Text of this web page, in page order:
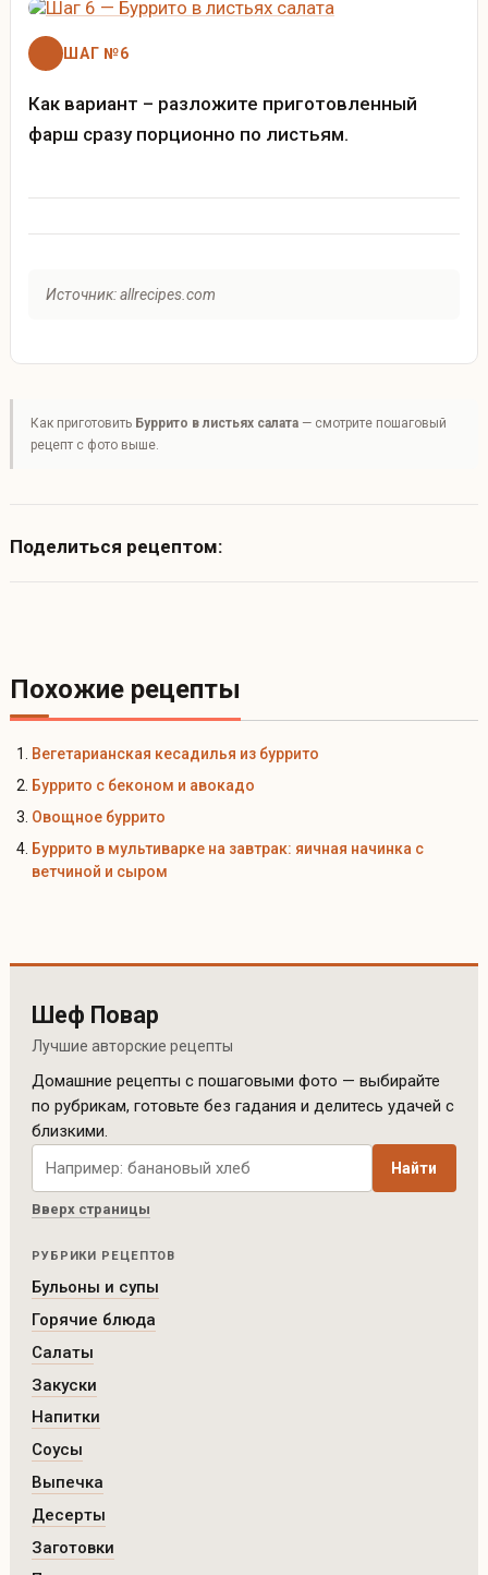
ШАГ №6
Как вариант – разложите приготовленный
фарш сразу порционно по листьям.
Источник: allrecipes.com
Как приготовить Буррито в листьях салата— смотрите пошаговый
рецепт с фото выше.
Поделиться рецептом:
Похожие рецепты
Вегетарианская кесадилья из буррито
Буррито с беконом и авокадо
Овощное буррито
Буррито в мультиварке на завтрак: яичная начинка с
ветчиной и сыром
Шеф Повар
Лучшие авторские рецепты
Домашние рецепты с пошаговыми фото — выбирайте
по рубрикам, готовьте без гадания и делитесь удачей с
близкими.
Поиск рецептов по сайту
Найти
Вверх страницы
РУБРИКИ РЕЦЕПТОВ
Бульоны и супы
Горячие блюда
Салаты
Закуски
Напитки
Соусы
Выпечка
Десерты
Заготовки